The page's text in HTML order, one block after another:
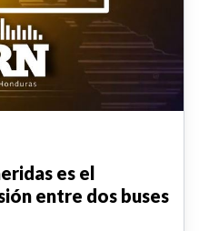
es el
entre dos buses